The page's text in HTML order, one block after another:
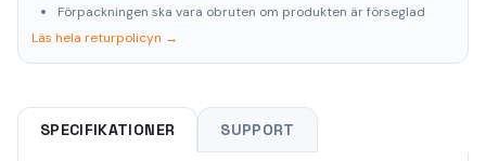
Förpackningen ska vara obruten om produkten är förseglad
Läs hela returpolicyn →
SPECIFIKATIONER SUPPORT